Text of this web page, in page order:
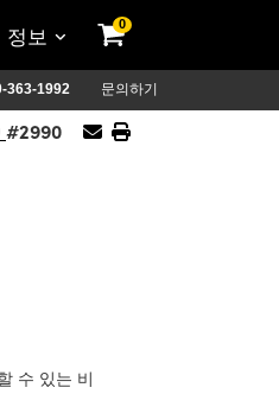
정보
0
363-1992 문의하기
#2990
수 있는 비